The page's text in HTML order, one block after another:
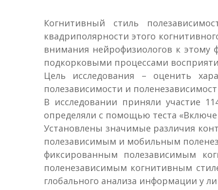
Когнитивный стиль
квадриполярности этого
внимания нейрофизиологов к этому
подкорковыми процессами
Цель исследования – оценить
полезависимости и
В исследовании приняли участие
определяли с помощью теста
Установлены значимые различия
полезависимым и мобильным
фиксированным полезависимым
поленезависимым когнитивным
глобального анализа информации у